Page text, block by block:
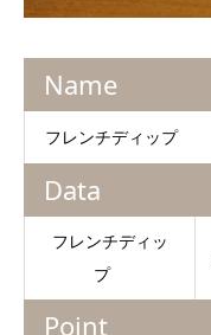
Name
フレンチディップ
Data
フレンチディッ
プ
Point